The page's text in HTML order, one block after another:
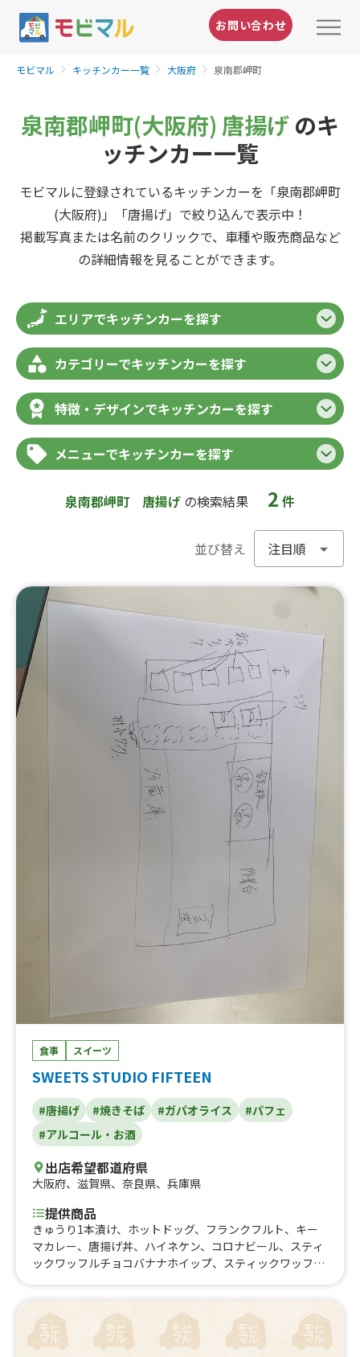
お問い合わせ
モビマル キッチンカー一覧 大阪府 泉南郡岬町
泉南郡岬町(大阪府) 唐揚げ のキ
ッチンカー一覧
モビマルに登録されているキッチンカーを「泉南郡岬町
(大阪府)」「唐揚げ」で絞り込んで表示中！
掲載写真または名前のクリックで、車種や販売商品など
の詳細情報を見ることができます。
エリアでキッチンカーを探す
カテゴリーでキッチンカーを探す
特徴・デザインでキッチンカーを探す
メニューでキッチンカーを探す
泉南郡岬町 唐揚げ の検索結果 2 件
並び替え
食事 スイーツ
SWEETS STUDIO FIFTEEN
#唐揚げ #焼きそば #ガパオライス
#パフェ
#アルコール・お酒
出店希望都道府県
大阪府、 滋賀県、 奈良県、 兵庫県
提供商品
きゅうり1本漬け、ホットドッグ、フランクフルト、キー
マカレー、唐揚げ丼、ハイネケン、コロナビール、スティ
ックワッフルチョコバナナホイップ、スティックワッフル
ホイップチョコチップ)、スティックワッフル(抹茶ホイッ
プカラフルチップ)、スティックワッフル(キャラメルホイ
ップミックスナッツ)、スティックワッフル(キャラメルホ
イップチョコチップ)、スティックワッフル(キャラメルホ